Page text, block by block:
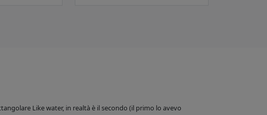
Like water, in realtà è il secondo (il primo lo avevo